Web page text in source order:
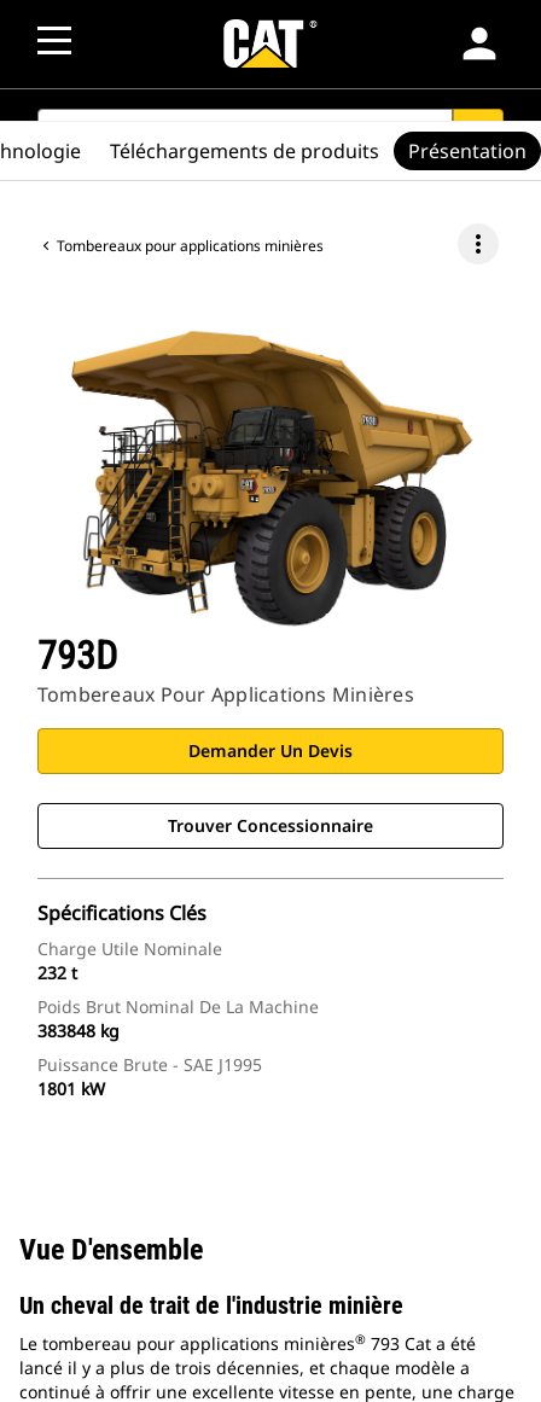
person
SEARCH search
Tombereaux pour applications minières more_vert
793D
Tombereaux Pour Applications Minières
Demander Un Devis
Trouver Concessionnaire
Spécifications Clés
Charge Utile Nominale
232 t
Poids Brut Nominal De La Machine
383848 kg
Puissance Brute - SAE J1995
1801 kW
Téléchargements de produits Présentation
Vue D'ensemble
Un cheval de trait de l'industrie minière
Le tombereau pour applications minières® 793 Cat a été
lancé il y a plus de trois décennies, et chaque modèle a
continué à offrir une excellente vitesse en pente, une charge